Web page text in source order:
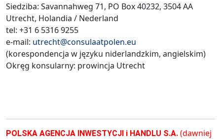
Siedziba: Savannahweg 71, PO Box 40232, 3504 AA
Utrecht, Holandia / Nederland
tel: +31 6 5316 9255
e-mail: utrecht@consulaatpolen.eu
(korespondencja w języku niderlandzkim, angielskim)
Okręg konsularny: prowincja Utrecht
POLSKA AGENCJA INWESTYCJI i HANDLU S.A. (dawniej